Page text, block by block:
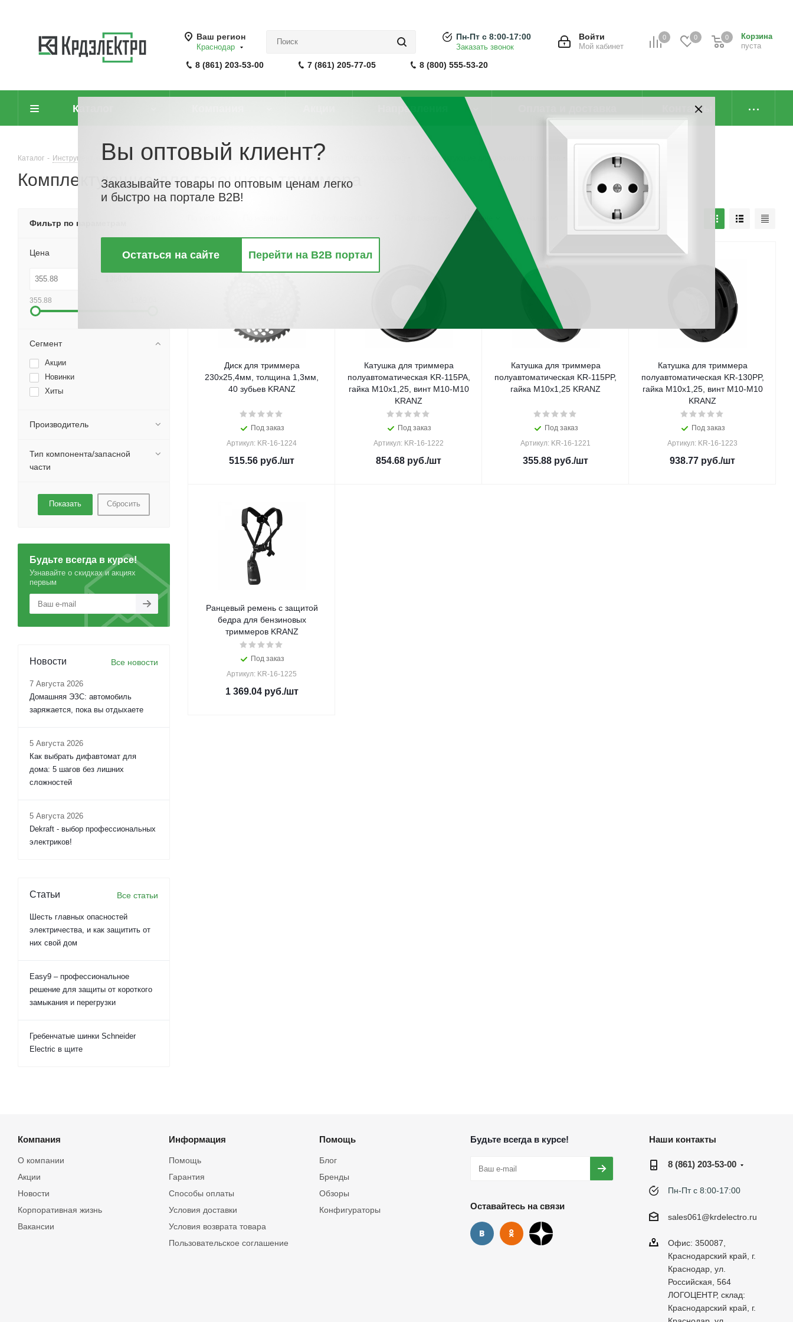
Ваш регион
Краснодар
8 (861) 203-53-00 7 (861) 205-77-05 8 (800) 555-53-20
0 0
Корзина
пуста
0
Войти
Мой кабинет
Пн-Пт с 8:00-17:00
Заказать звонок
Каталог Направления Контакты
Каталог - Инструмент, измерительные приборы и средства защиты - Техника и инструменты для сада и газона Комплектующие для газонного триммера
Комплектующие для газонного триммера
По цене По наличию
Диск для триммера
230x25,4мм, толщина 1,3мм,
40 зубьев KRANZ
Под заказ
Артикул: KR-16-1224
515.56 руб./шт
Катушка для триммера
полуавтоматическая KR-115PA,
гайка M10x1,25, винт M10-M10
KRANZ
Под заказ
Артикул: KR-16-1222
854.68 руб./шт
Катушка для триммера
полуавтоматическая KR-115PP,
гайка М10x1,25 KRANZ
Под заказ
Артикул: KR-16-1221
355.88 руб./шт
Катушка для триммера
полуавтоматическая KR-130PP,
гайка M10x1,25, винт M10-M10
KRANZ
Под заказ
Артикул: KR-16-1223
938.77 руб./шт
Ранцевый ремень с защитой
бедра для бензиновыx
триммеров KRANZ
Под заказ
Артикул: KR-16-1225
1 369.04руб./шт
Фильтр по параметрам
Цена
355.88
Сегмент
Акции
Новинки
Хиты
Производитель
Тип компонента/запасной
части
Сбросить
Будьте всегда в курсе!
Узнавайте о скидках и акциях
первым
Новости Все новости
7 Августа 2026
Домашняя ЭЗС: автомобиль
заряжается, пока вы отдыхаете
5 Августа 2026
Как выбрать дифавтомат для
дома: 5 шагов без лишних
сложностей
5 Августа 2026
Dekraft - выбор профессиональных
электриков!
Статьи Все статьи
Шесть главных опасностей
электричества, и как защитить от
них свой дом
Easy9 – профессиональное
решение для защиты от короткого
замыкания и перегрузки
Гребенчатые шинки Schneider
Electric в щите
Компания
О компании
Акции
Новости
Корпоративная жизнь
Вакансии
Информация
Помощь
Гарантия
Способы оплаты
Условия доставки
Условия возврата товара
Пользовательское соглашение
Помощь
Блог
Бренды
Обзоры
Конфигураторы
Будьте всегда в курсе!
Оставайтесь на связи
Наши контакты
8 (861) 203-53-00
Пн-Пт с 8:00-17:00
sales061@krdelectro.ru
Офис: 350087,
Краснодарский край, г.
Краснодар, ул.
Российская, 564
ЛОГОЦЕНТР, склад:
Краснодарский край, г.
Вы оптовый клиент?
Заказывайте товары по оптовым ценам легко
и быстро на портале B2B!
Остаться на сайте Перейти на B2B портал